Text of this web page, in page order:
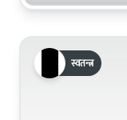
स्वतन्त्र